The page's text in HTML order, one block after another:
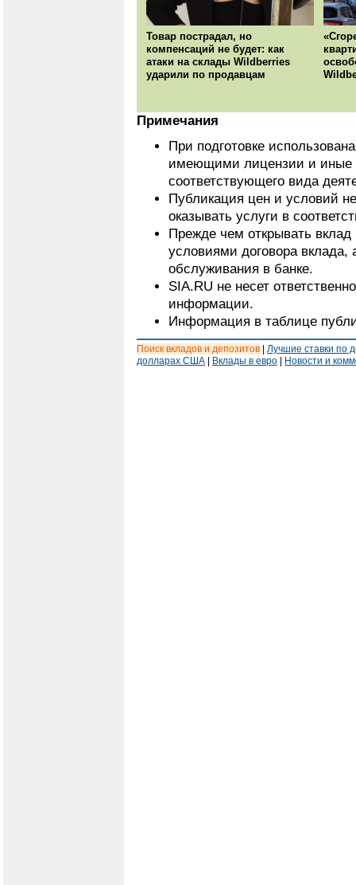
Товар пострадал, но
компенсаций не будет: как
атаки на склады Wildberries
ударили по продавцам
Примечания
При подготовке
имеющими лицензии и иные
соответствующего вида
Публикация цен и условий
оказывать услуги в
Прежде чем открывать вклад
условиями договора вклада,
обслуживания в банке.
SIA.RU не несет
информации.
Информация в таблице
Поиск вкладов и депозитов
Лучшие ставки по
долларах США
Вклады в евро Новости и